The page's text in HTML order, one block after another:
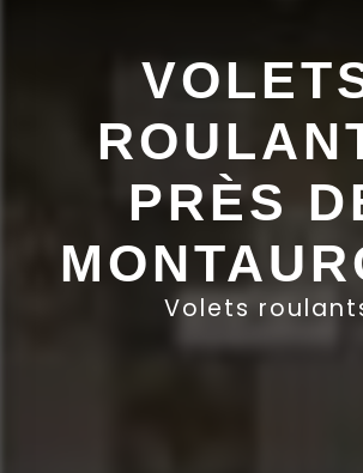
PRÈS
Volets